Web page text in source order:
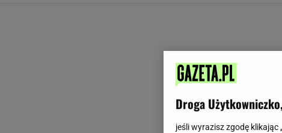
Droga
jeśli wyrazisz zgodę klikając